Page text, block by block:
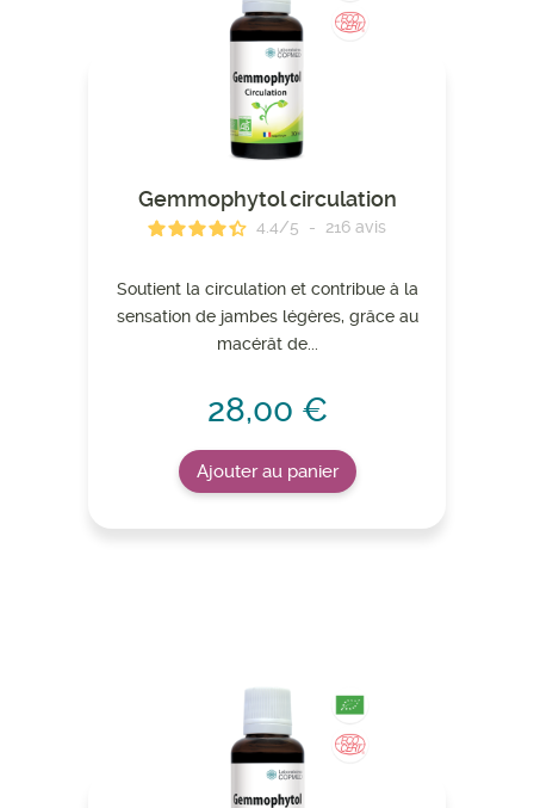
Gemmophytol circulation
4.4/5 - 216 avis
Soutient la circulation et contribue à la
sensation de jambes légères, grâce au
macérât de...
28,00 €
Ajouter au panier